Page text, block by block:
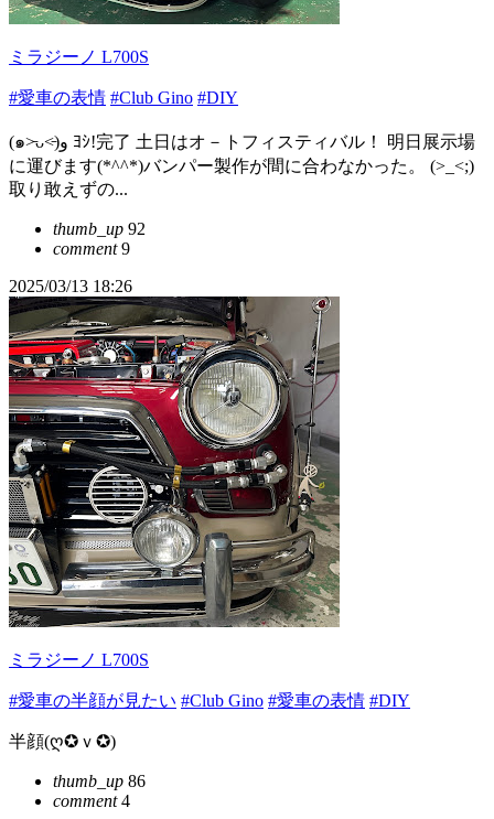
ミラジーノ L700S
#愛車の表情 #Club Gino #DIY
(๑˃̵ᴗ˂̵)و ﾖｼ!完了 土日はオ－トフィスティバル！ 明日展示場
に運びます(*^^*)バンパー製作が間に合わなかった。 (>_<;)
取り敢えずの...
thumb_up 92
comment9
2025/03/13 18:26
ミラジーノ L700S
#愛車の半顔が見たい #Club Gino #愛車の表情 #DIY
半顔(ღ✪ｖ✪)
thumb_up 86
comment4